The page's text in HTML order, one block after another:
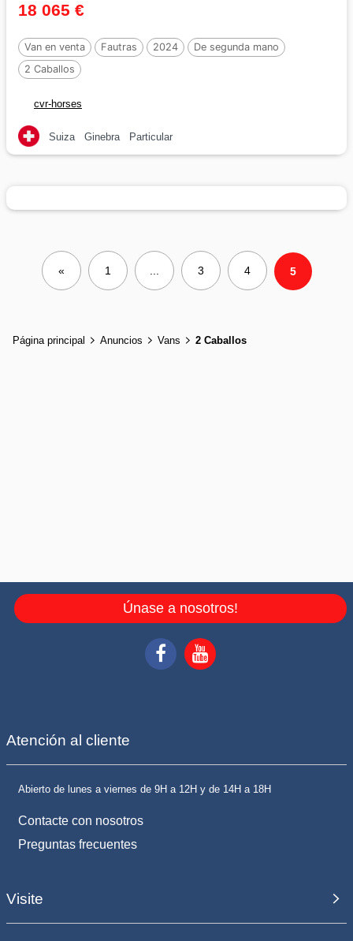
18 065 €
Van en venta Fautras 2024
De segunda mano
2 Caballos
cvr-horses
Suiza Ginebra Particular
« 1 3 4 5
Página principal Anuncios Vans 2 Caballos
Únase a nosotros!
Atención al cliente
Abierto de lunes a viernes de 9H a 12H y de 14H a 18H
Contacte con nosotros
Preguntas frecuentes
Visite